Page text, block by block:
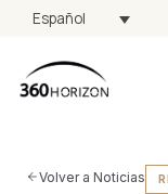
Español
Volver a Noticias